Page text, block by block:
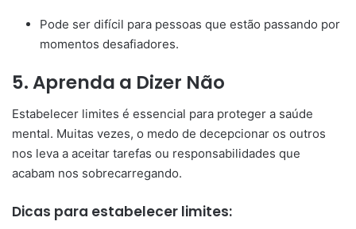
Pode ser difícil para pessoas que estão passando por
momentos desafiadores.
5.Aprenda a Dizer Não
Estabelecer limites é essencial para proteger a saúde
mental. Muitas vezes, o medo de decepcionar os outros
nos leva a aceitar tarefas ou responsabilidades que
acabam nos sobrecarregando.
Dicas para estabelecer limites: